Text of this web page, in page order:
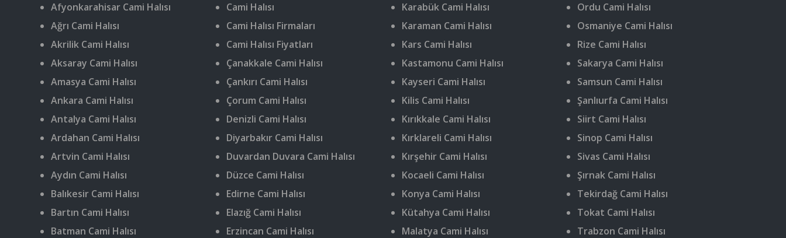
Afyonkarahisar Cami Halısı
Ağrı Cami Halısı
Akrilik Cami Halısı
Aksaray Cami Halısı
Amasya Cami Halısı
Ankara Cami Halısı
Antalya Cami Halısı
Ardahan Cami Halısı
Artvin Cami Halısı
Aydın Cami Halısı
Balıkesir Cami Halısı
Bartın Cami Halısı
Batman Cami Halısı
Cami Halısı
Cami Halısı Firmaları
Cami Halısı Fiyatları
Çanakkale Cami Halısı
Çankırı Cami Halısı
Çorum Cami Halısı
Denizli Cami Halısı
Diyarbakır Cami Halısı
Duvardan Duvara Cami Halısı
Düzce Cami Halısı
Edirne Cami Halısı
Elazığ Cami Halısı
Erzincan Cami Halısı
Karabük Cami Halısı
Karaman Cami Halısı
Kars Cami Halısı
Kastamonu Cami Halısı
Kayseri Cami Halısı
Kilis Cami Halısı
Kırıkkale Cami Halısı
Kırklareli Cami Halısı
Kırşehir Cami Halısı
Kocaeli Cami Halısı
Konya Cami Halısı
Kütahya Cami Halısı
Malatya Cami Halısı
Ordu Cami Halısı
Osmaniye Cami Halısı
Rize Cami Halısı
Sakarya Cami Halısı
Samsun Cami Halısı
Şanlıurfa Cami Halısı
Siirt Cami Halısı
Sinop Cami Halısı
Sivas Cami Halısı
Şırnak Cami Halısı
Tekirdağ Cami Halısı
Tokat Cami Halısı
Trabzon Cami Halısı